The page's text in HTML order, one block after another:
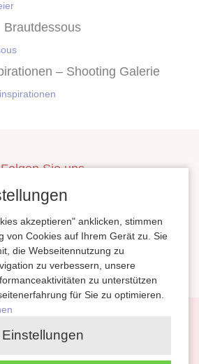
Brautdessous
– Shooting Galerie
Folgen Sie uns
inBerlinHeiraten
magazinheiraten
Kontakt
akzeptieren" anklicken, stimmen
von Cookies auf Ihrem Gerät zu. Sie
die Webseitennutzung zu
zu verbessern, unsere
zu unterstützen
für Sie zu optimieren.
Einstellungen